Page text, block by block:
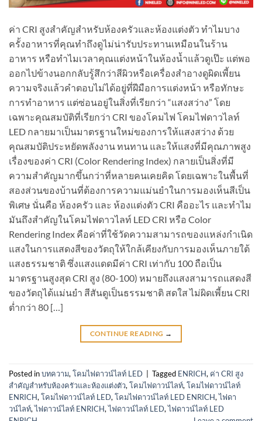
ค่า CRI สูงสำคัญสำหรับห้องครัวและห้องแต่งตัว ทำไมบาง
ครั้งอาหารที่คุณทำถึงดูไม่น่ารับประทานเหมือนในร้าน
อาหาร หรือทำไมเวลาคุณแต่งหน้าในห้องน้ำแล้วดูเป๊ะ แต่พอ
ออกไปข้างนอกกลับรู้สึกว่าสีผิวหรือเครื่องสำอางดูผิดเพี้ยน
ความจริงแล้วคำตอบไม่ได้อยู่ที่ฝีมือการแต่งหน้า หรือทักษะ
การทำอาหาร แต่ซ่อนอยู่ในสิ่งที่เรียกว่า “แสงสว่าง” โดย
เฉพาะคุณสมบัติที่เรียกว่า CRI ของโคมไฟ โคมไฟดาวไลท์
LED กลายมาเป็นมาตรฐานใหม่ของการให้แสงสว่าง ด้วย
คุณสมบัติประหยัดพลังงาน ทนทาน และให้แสงที่มีคุณภาพสูง
เรื่องของค่า CRI (Color Rendering Index) กลายเป็นสิ่งที่มี
ความสำคัญมากขึ้นกว่าที่หลายคนเคยคิด โดยเฉพาะในพื้นที่
สองส่วนของบ้านที่ต้องการความแม่นยำในการมองเห็นสีเป็น
พิเศษ นั่นคือ ห้องครัว และ ห้องแต่งตัว CRI คืออะไร และทำไม
มันถึงสำคัญในโคมไฟดาวไลท์ LED CRI หรือ Color
Rendering Index คือค่าที่ใช้วัดความสามารถของแหล่งกำเนิด
แสงในการแสดงสีของวัตถุให้ใกล้เคียงกับการมองเห็นภายใต้
แสงธรรมชาติ ซึ่งแสงแดดมีค่า CRI เท่ากับ 100 ถือเป็น
มาตรฐานสูงสุด CRI สูง (80-100) หมายถึงแสงสามารถแสดงสี
ของวัตถุได้แม่นยำ สีสันดูเป็นธรรมชาติ สดใส ไม่ผิดเพี้ยน CRI
ต่ำกว่า 80 […]
CONTINUE READING →
Posted inบทความ, โคมไฟดาวน์ไลท์ LED Tagged ENRICH, ค่า CRI สูง
สำคัญสำหรับห้องครัวและห้องแต่งตัว, โคมไฟดาวน์ไลท์, โคมไฟดาวน์ไลท์
ENRICH, โคมไฟดาวน์ไลท์ LED, โคมไฟดาวน์ไลท์ LED ENRICH,ไฟดา
วน์ไลท์,ไฟดาวน์ไลท์ ENRICH,ไฟดาวน์ไลท์ LED,ไฟดาวน์ไลท์ LED